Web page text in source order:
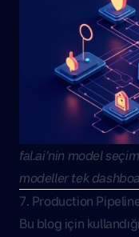
fal.ai’nin model
modeller tek
7. Production
Bu blog için